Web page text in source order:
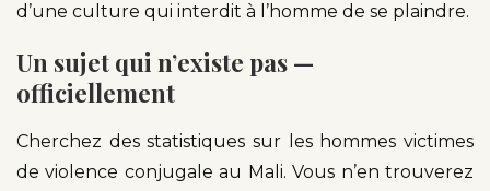
d’une culture qui interdit à l’homme de se plaindre.
Un sujet qui n’existe pas —
officiellement
Cherchez des statistiques sur les hommes victimes
de violence conjugale au Mali. Vous n’en trouverez